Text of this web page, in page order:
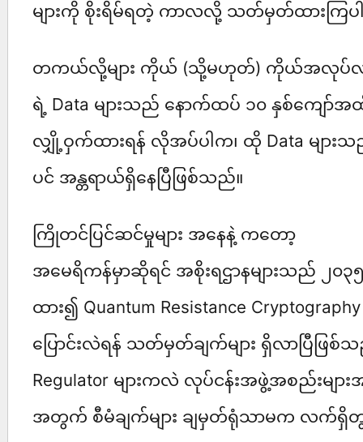
များကို စိုးရိမ်ရတဲ့ ကာလလို့ သတ်မှတ်ထားကြ
တကယ်လို့များ ကိုယ် (သို့မဟုတ်) ကိုယ်အလုပ်
ရဲ့ Data များသည် နောက်ထပ် ၁၀ နှစ်ကျော်အ
လျှို့ဝှက်ထားရန် လိုအပ်ပါက၊ ထို Data မျာ
ပင် အန္တရာယ်ရှိနေပြီဖြစ်သည်။
ကြိုတင်ပြင်ဆင်မှုများ အနေနဲ့ ကတော့
အမေရိကန်မှာဆိုရင် အစိုးရဌာနများသည် ၂၀၃
ထား၍ Quantum Resistance
ပြောင်းလဲရန် သတ်မှတ်ချက်များ ရှိလာပြီဖြစ်သ
Regulator များကလဲ လုပ်ငန်းအဖွဲ့အစည်းမျာ
အတွက် စီမံချက်များ ချမှတ်ရုံသာမက လက်